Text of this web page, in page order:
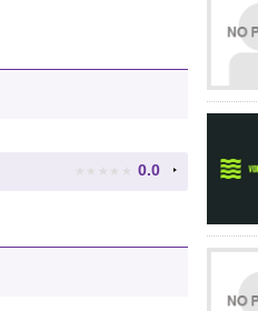
★ ★ ★ ★ ★ 0.0